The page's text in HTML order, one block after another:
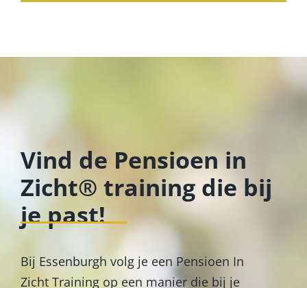
Vind de Pensioen in
Zicht® training die bij
je past!
Bij Essenburgh volg je een Pensioen In
Zicht Training op een manier die bij je